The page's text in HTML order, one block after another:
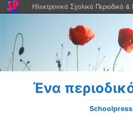
Ένα
Schoolpress
Ηλεκτρονικά Σχολικά Περιοδικά &